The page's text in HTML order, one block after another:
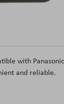
with
and reliable.